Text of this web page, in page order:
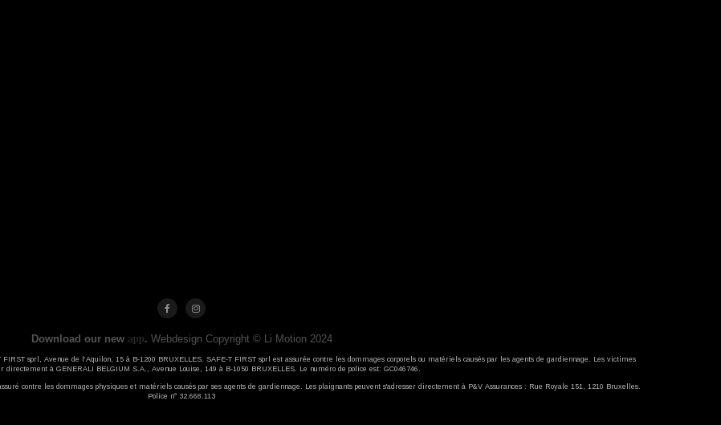
Download our new app. Webdesign Copyright © Li Motion 2024
sprl, Avenue de l’Aquilon, 15 à B-1200 BRUXELLES. SAFE-T FIRST sprl est assurée contre les dommages corporels ou matériels causés par les agents de gardiennage. Les victimes
directement à GENERALI BELGIUM S.A., Avenue Louise, 149 à B-1050 BRUXELLES. Le numéro de police est: GC046746.
contre les dommages physiques et matériels causés par ses agents de gardiennage. Les plaignants peuvent s'adresser directement à P&V Assurances : Rue Royale 151, 1210 Bruxelles.
Police n° 32.668.113